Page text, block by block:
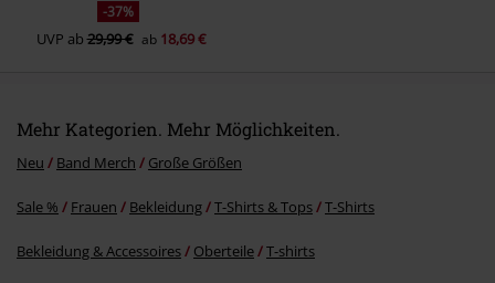
-37%
UVP ab29,99 € ab 18,69 €
Mehr Kategorien. Mehr Möglichkeiten.
Neu Band Merch Große Größen
Sale % Frauen Bekleidung T-Shirts & Tops T-Shirts
Bekleidung & Accessoires Oberteile T-shirts